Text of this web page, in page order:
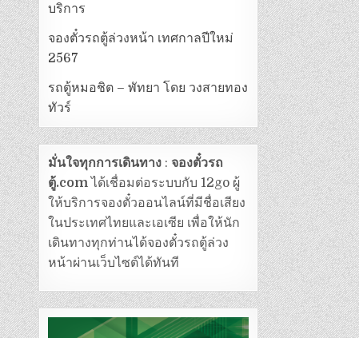
บริการ
จองตั๋วรถตู้ล่วงหน้า เทศกาลปีใหม่
2567
รถตู้หมอชิต – พัทยา โดย วงสายทอง
ทัวร์
มั่นใจทุกการเดินทาง :จองตั๋วรถ
ตู้.comได้เชื่อมต่อระบบกับ 12go ผู้
ให้บริการจองตั๋วออนไลน์ที่มีชื่อเสียง
ในประเทศไทยและเอเซีย เพื่อให้นัก
เดินทางทุกท่านได้จองตั๋วรถตู้ล่วง
หน้าผ่านเว็บไซต์ได้ทันที